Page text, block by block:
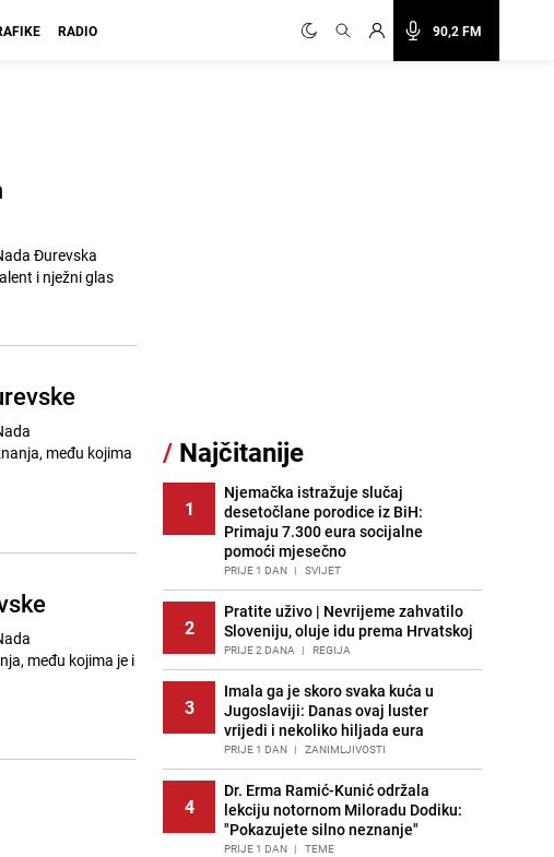
90,2 FM
RADIO
Đurevska
i nježni glas
/ Najčitanije
1
Njemačka istražuje slučaj
desetočlane porodice iz BiH:
Primaju 7.300 eura socijalne
pomoći mjesečno
PRIJE 1 DAN | SVIJET
2
Pratite uživo | Nevrijeme zahvatilo
Sloveniju, oluje idu prema Hrvatskoj
PRIJE 2 DANA | REGIJA
3
Imala ga je skoro svaka kuća u
Jugoslaviji: Danas ovaj luster
vrijedi i nekoliko hiljada eura
PRIJE 1 DAN | ZANIMLJIVOSTI
4
Dr. Erma Ramić-Kunić održala
lekciju notornom Miloradu Dodiku:
"Pokazujete silno neznanje"
PRIJE 1 DAN | TEME